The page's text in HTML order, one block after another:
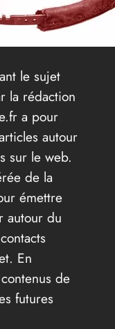
le sujet
la rédaction
a pour
autour
sur le web.
de la
émettre
autour du
En
de
futures